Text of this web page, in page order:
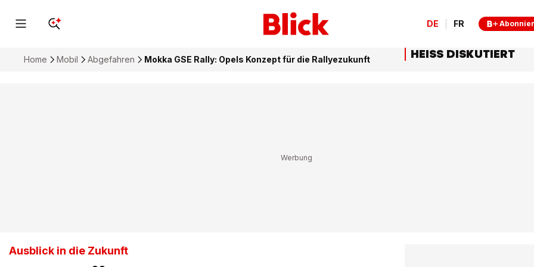
DE FR
Home Mobil Abgefahren Mokka GSE Rally: Opels Konzept für die Rallyezukunft
Ausblick in die Zukunft
HEISS DISKUTIERT